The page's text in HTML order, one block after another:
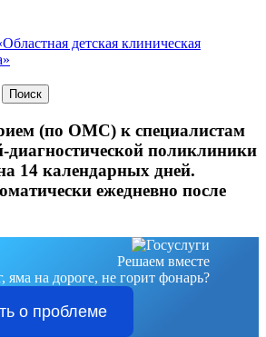
детская клиническая
(по ОМС) к специалистам
диагностической поликлиники
14 календарных дней.
ежедневно после
Решаем вместе
яма на дороге, не горит фонарь?
о проблеме